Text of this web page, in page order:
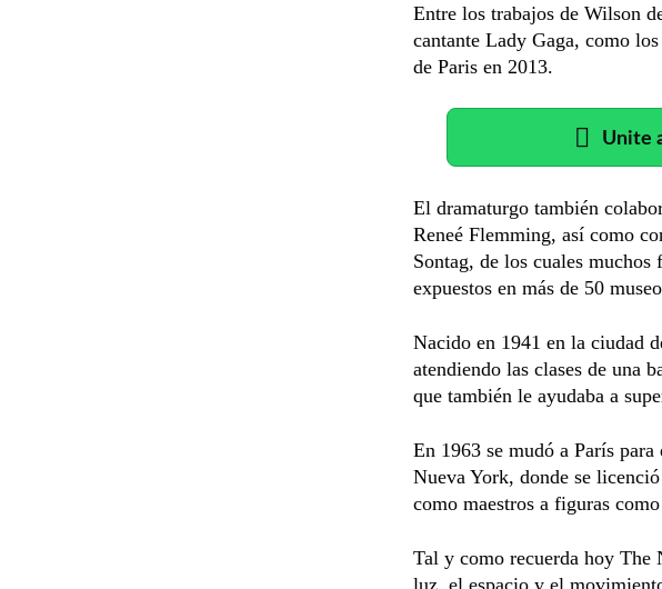
Entre los trabajos de Wilson
cantante Lady Gaga, como
de Paris en 2013.
Unite
El dramaturgo también
Reneé Flemming, así como
Sontag, de los cuales muchos
expuestos en más de 50
Nacido en 1941 en la ciudad
atendiendo las clases de una
que también le ayudaba a
En 1963 se mudó a París
Nueva York, donde se
como maestros a figuras
Tal y como recuerda hoy The
luz, el espacio y el